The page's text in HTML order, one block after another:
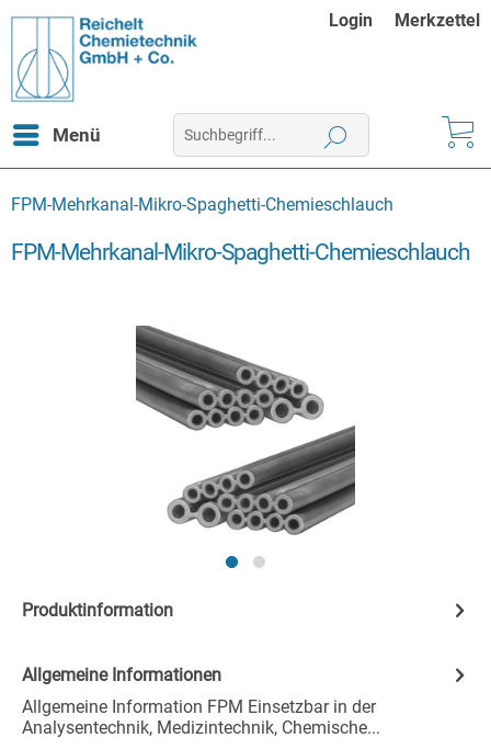
Login Merkzettel
Menü
FPM-Mehrkanal-Mikro-Spaghetti-Chemieschlauch
FPM-Mehrkanal-Mikro-Spaghetti-Chemieschlauch
Produktinformation
Allgemeine Informationen
Allgemeine Information FPM Einsetzbar in der
Analysentechnik, Medizintechnik, Chemische...